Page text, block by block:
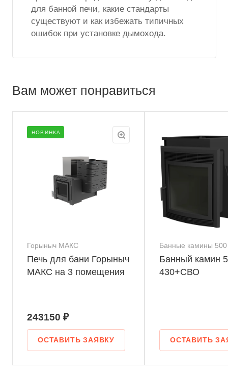
для банной печи, какие стандарты
существуют и как избежать типичных
ошибок при установке дымохода.
Вам может понравиться
НОВИНКА
Горыныч МАКС
Печь для бани Горыныч
МАКС на 3 помещения
243150 ₽
ОСТАВИТЬ ЗАЯВКУ
Банные камины 500
Банный камин
430+СВО
ОСТАВИТЬ